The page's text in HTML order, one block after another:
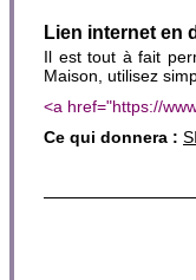
Lien internet en
Il est tout à fait
Maison, utilisez
<a href="https://
Ce qui donnera :